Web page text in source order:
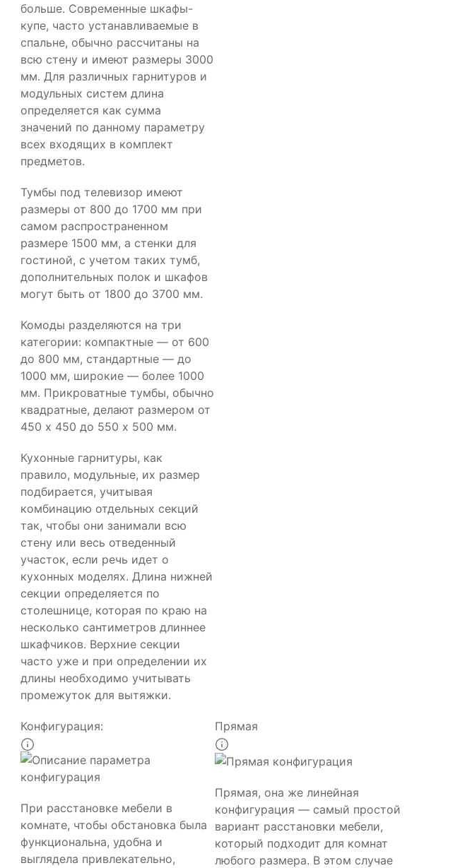
больше. Современные шкафы-
купе, часто устанавливаемые в
спальне, обычно рассчитаны на
всю стену и имеют размеры 3000
мм. Для различных гарнитуров и
модульных систем длина
определяется как сумма
значений по данному параметру
всех входящих в комплект
предметов.
Тумбы под телевизор имеют
размеры от 800 до 1700 мм при
самом распространенном
размере 1500 мм, а стенки для
гостиной, с учетом таких тумб,
дополнительных полок и шкафов
могут быть от 1800 до 3700 мм.
Комоды разделяются на три
категории: компактные — от 600
до 800 мм, стандартные — до
1000 мм, широкие — более 1000
мм. Прикроватные тумбы, обычно
квадратные, делают размером от
450 х 450 до 550 х 500 мм.
Кухонные гарнитуры, как
правило, модульные, их размер
подбирается, учитывая
комбинацию отдельных секций
так, чтобы они занимали всю
стену или весь отведенный
участок, если речь идет о
кухонных моделях. Длина нижней
секции определяется по
столешнице, которая по краю на
несколько сантиметров длиннее
шкафчиков. Верхние секции
часто уже и при определении их
длины необходимо учитывать
промежуток для вытяжки.
Конфигурация:
При расстановке мебели в
комнате, чтобы обстановка была
функциональна, удобна и
выглядела привлекательно,
Прямая
Прямая, она же линейная
конфигурация — самый простой
вариант расстановки мебели,
который подходит для комнат
любого размера. В этом случае